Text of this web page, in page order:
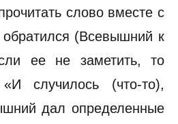
слово вместе с
(Всевышний к
ее не заметить, то
случилось (что-то),
дал определенные